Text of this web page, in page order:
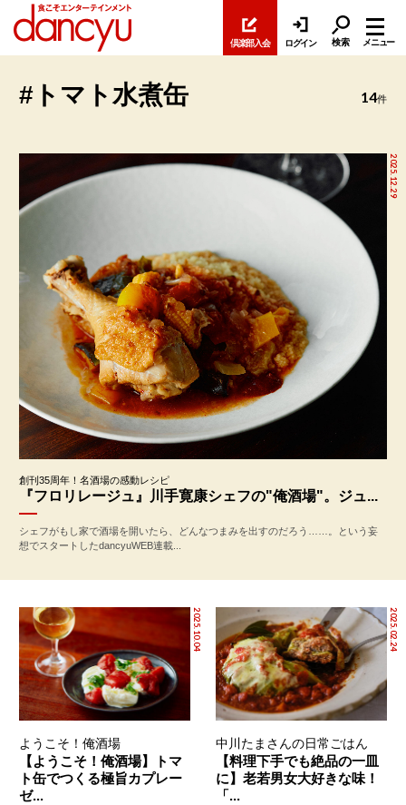
倶楽部入会 ログイン 検索 メニュー
#トマト水煮缶 14件
2025.12.29
創刊35周年！名酒場の感動レシピ
『フロリレージュ』川手寛康シェフの"俺酒場"。ジュ...
シェフがもし家で酒場を開いたら、どんなつまみを出すのだろう……。という妄
想でスタートしたdancyuWEB連載...
2025.10.04
ようこそ！俺酒場
【ようこそ！俺酒場】トマ
ト缶でつくる極旨カプレー
ゼ...
2025.02.24
中川たまさんの日常ごはん
【料理下手でも絶品の一皿
に】老若男女大好きな味！
「...